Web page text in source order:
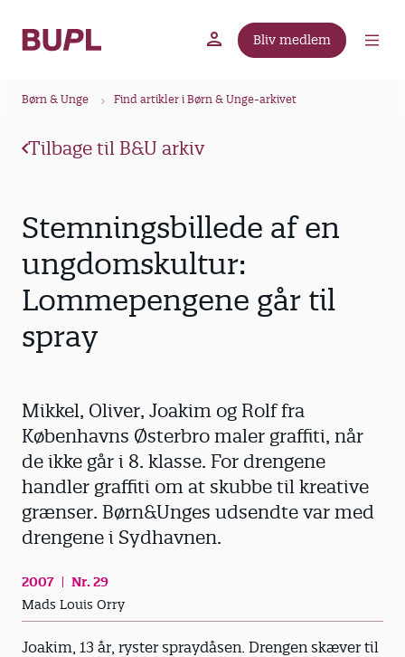
Bliv medlem
Børn & Unge Find artikler i Børn & Unge-arkivet
Tilbage til B&U arkiv
Stemningsbillede af en
ungdomskultur:
Lommepengene går til
spray
Mikkel, Oliver, Joakim og Rolf fra
Københavns Østerbro maler graffiti, når
de ikke går i 8. klasse. For drengene
handler graffiti om at skubbe til kreative
grænser. Børn&Unges udsendte var med
drengene i Sydhavnen.
2007
Nr. 29
Mads Louis Orry
Joakim, 13 år, ryster spraydåsen. Drengen skæver til